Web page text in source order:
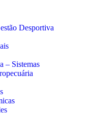
Desportiva
– Sistemas